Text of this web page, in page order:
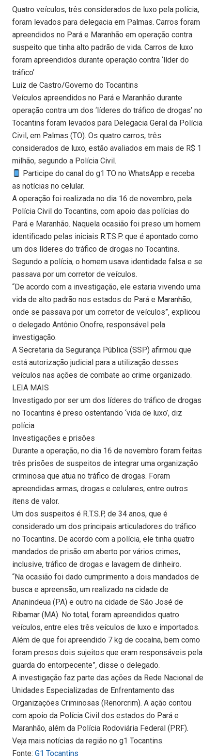
Quatro veículos, três considerados de luxo pela polícia,
foram levados para delegacia em Palmas. Carros foram
apreendidos no Pará e Maranhão em operação contra
suspeito que tinha alto padrão de vida. Carros de luxo
foram apreendidos durante operação contra ‘líder do
tráfico’
Luiz de Castro/Governo do Tocantins
Veículos apreendidos no Pará e Maranhão durante
operação contra um dos ‘líderes do tráfico de drogas’ no
Tocantins foram levados para Delegacia Geral da Polícia
Civil, em Palmas (TO). Os quatro carros, três
considerados de luxo, estão avaliados em mais de R$ 1
milhão, segundo a Polícia Civil.
Participe do canal do g1 TO no WhatsApp e receba
as notícias no celular.
A operação foi realizada no dia 16 de novembro, pela
Polícia Civil do Tocantins, com apoio das polícias do
Pará e Maranhão. Naquela ocasião foi preso um homem
identificado pelas iniciais R.T.S.P. que é apontado como
um dos líderes do tráfico de drogas no Tocantins.
Segundo a polícia, o homem usava identidade falsa e se
passava por um corretor de veículos.
“De acordo com a investigação, ele estaria vivendo uma
vida de alto padrão nos estados do Pará e Maranhão,
onde se passava por um corretor de veículos”, explicou
o delegado Antônio Onofre, responsável pela
investigação.
A Secretaria da Segurança Pública (SSP) afirmou que
está autorização judicial para a utilização desses
veículos nas ações de combate ao crime organizado.
LEIA MAIS
Investigado por ser um dos líderes do tráfico de drogas
no Tocantins é preso ostentando ‘vida de luxo’, diz
polícia
Investigações e prisões
Durante a operação, no dia 16 de novembro foram feitas
três prisões de suspeitos de integrar uma organização
criminosa que atua no tráfico de drogas. Foram
apreendidas armas, drogas e celulares, entre outros
itens de valor.
Um dos suspeitos é R.T.S.P, de 34 anos, que é
considerado um dos principais articuladores do tráfico
no Tocantins. De acordo com a polícia, ele tinha quatro
mandados de prisão em aberto por vários crimes,
inclusive, tráfico de drogas e lavagem de dinheiro.
“Na ocasião foi dado cumprimento a dois mandados de
busca e apreensão, um realizado na cidade de
Ananindeua (PA) e outro na cidade de São José de
Ribamar (MA). No total, foram apreendidos quatro
veículos, entre eles três veículos de luxo e importados.
Além de que foi apreendido 7 kg de cocaína, bem como
foram presos dois sujeitos que eram responsáveis pela
guarda do entorpecente”, disse o delegado.
A investigação faz parte das ações da Rede Nacional de
Unidades Especializadas de Enfrentamento das
Organizações Criminosas (Renorcrim). A ação contou
com apoio da Polícia Civil dos estados do Pará e
Maranhão, além da Polícia Rodoviária Federal (PRF).
Veja mais notícias da região no g1 Tocantins.
Fonte: G1 Tocantins